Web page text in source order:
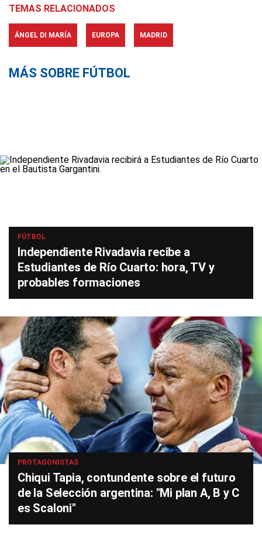
TEMAS RELACIONADOS
ÁNGEL DI MARÍA EUROPA MADRID
MÁS SOBRE FÚTBOL
FÚTBOL
Independiente Rivadavia recibe a
Estudiantes de Río Cuarto: hora, TV y
probables formaciones
PROTAGONISTAS
Chiqui Tapia, contundente sobre el futuro
de la Selección argentina: "Mi plan A, B y C
es Scaloni"